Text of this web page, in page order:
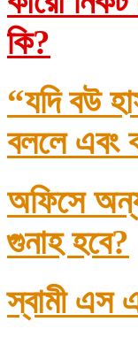
কি?
“যদি বউ
বললে এবং
অফিসে
গুনাহ হবে?
স্বামী এস